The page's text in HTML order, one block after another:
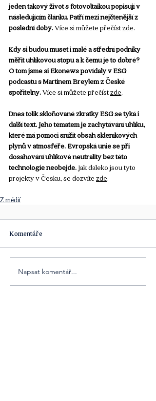
jeden takový život s fotovoltaikou popisují v
následujícím článku. Patří mezi nejčtenější z
poslední doby.Více si můžete přečíst zde.
Kdy si budou muset i malé a střední podniky
měřit uhlíkovou stopu a k čemu je to dobré?
O tom jsme si Ekonews povídaly v ESG
podcastu s Martinem Breylem z České
spořitelny.Více si můžete přečíst zde.
Dnes tolik skloňované zkratky ESG se týká i
další text. Jeho tématem je zachytávání uhlíku,
které má pomoci snížit obsah skleníkových
plynů v atmosféře. Evropská unie se při
dosahování uhlíkové neutrality bez této
technologie neobejde. Jak daleko jsou tyto
projekty v Česku, se dozvíte zde.
Z médií
Komentáře
Napsat komentář...